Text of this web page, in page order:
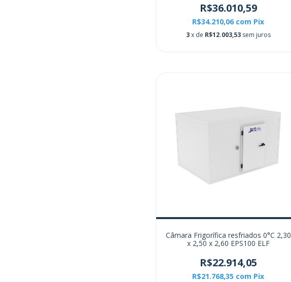
R$36.010,59
R$34.210,06 com Pix
3x de R$12.003,53 sem juros
Câmara Frigorífica resfriados 0°C 2,30
x 2,50 x 2,60 EPS100 ELF
R$22.914,05
R$21.768,35 com Pix